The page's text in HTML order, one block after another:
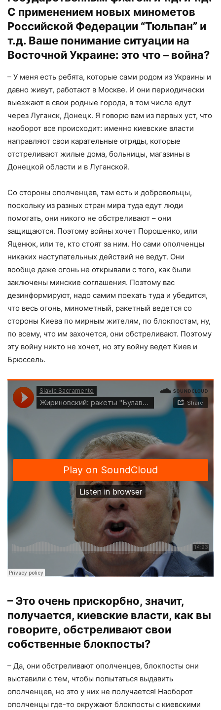
С применением новых минометов
Российской Федерации “Тюльпан” и
т.д. Ваше понимание ситуации на
Восточной Украине: это что – война?
– У меня есть ребята, которые сами родом из Украины и
давно живут, работают в Москве. И они периодически
выезжают в свои родные города, в том числе едут
через Луганск, Донецк. Я говорю вам из первых уст, что
наоборот все происходит: именно киевские власти
направляют свои карательные отряды, которые
отстреливают жилые дома, больницы, магазины в
Донецкой области и в Луганской.
Со стороны ополченцев, там есть и добровольцы,
поскольку из разных стран мира туда едут люди
помогать, они никого не обстреливают – они
защищаются. Поэтому войны хочет Порошенко, или
Яценюк, или те, кто стоят за ним. Но сами ополченцы
никаких наступательных действий не ведут. Они
вообще даже огонь не открывали с того, как были
заключены минские соглашения. Поэтому вас
дезинформируют, надо самим поехать туда и убедится,
что весь огонь, минометный, ракетный ведется со
стороны Киева по мирным жителям, по блокпостам, ну,
по всему, что им захочется, они обстреливают. Поэтому
эту войну никто не хочет, но эту войну ведет Киев и
Брюссель.
– Это очень прискорбно, значит,
получается, киевские власти, как вы
говорите, обстреливают свои
собственные блокпосты?
– Да, они обстреливают ополченцев, блокпосты они
выставили с тем, чтобы попытаться выдавить
ополченцев, но это у них не получается! Наоборот
ополченцы где-то окружают блокпосты с киевскими